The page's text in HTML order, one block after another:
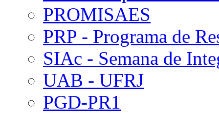
PROMISAES
PRP - Programa de
SIAc - Semana de
UAB - UFRJ
PGD-PR1